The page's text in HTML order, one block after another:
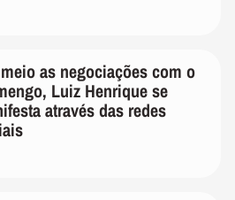
as negociações com o
Luiz Henrique se
através das redes